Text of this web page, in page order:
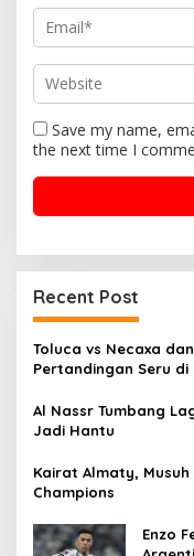
Save my name,
the next time I
Recent Post
Toluca vs Necaxa
Pertandingan Seru di
Al Nassr Tumbang
Jadi Hantu
Kairat Almaty,
Champions
Enzo